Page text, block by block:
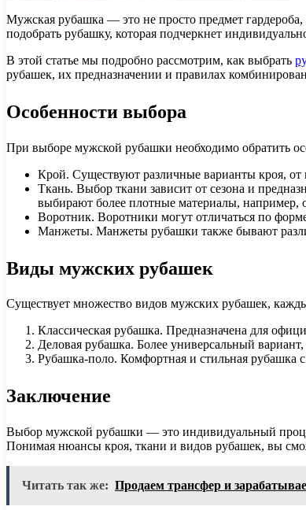
Мужская рубашка — это не просто предмет гардероба,
подобрать рубашку, которая подчеркнет
В этой статье мы подробно рассмотрим, как выбрать
рубашек, их предназначении и правилах
Особенности выбора
При выборе мужской рубашки необходимо обратить
Крой. Существуют различные варианты кроя, от
Ткань. Выбор ткани зависит от сезона и
выбирают более плотные материалы, например,
Воротник. Воротники могут отличаться по
Манжеты. Манжеты рубашки также бывают
Виды мужских рубашек
Существует множество видов мужских рубашек,
Классическая рубашка. Предназначена для
Деловая рубашка. Более универсальный
Рубашка-поло. Комфортная и стильная рубашка
Заключение
Выбор мужской рубашки — это индивидуальный
Понимая нюансы кроя, ткани и видов рубашек, вы
Читать так же: Продаем трансфер и